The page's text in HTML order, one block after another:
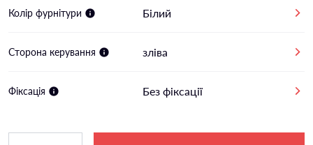
Колір фурнітури Білий
Сторона керування зліва
Фіксація Без фіксації